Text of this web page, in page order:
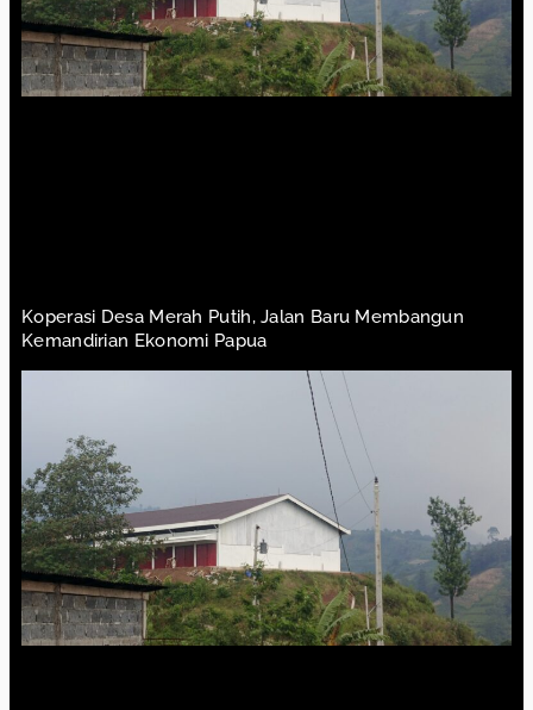
Koperasi Desa Merah Putih, Jalan Baru Membangun
Kemandirian Ekonomi Papua